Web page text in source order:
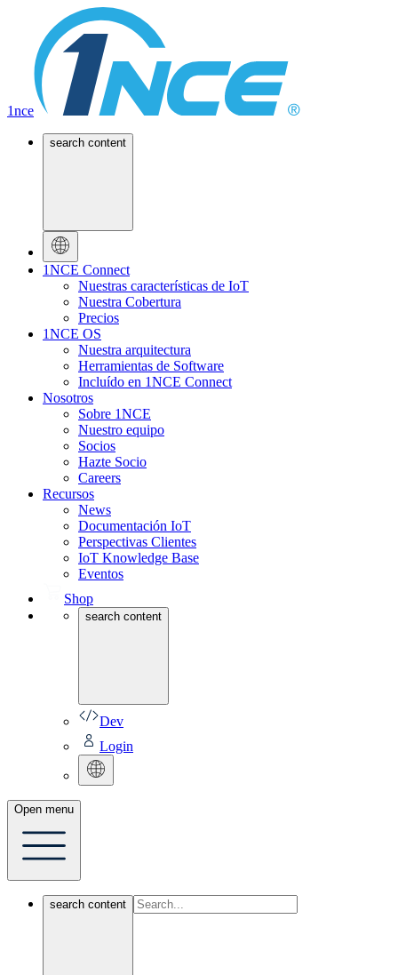
1nce
search content
1NCE Connect
Nuestras características de IoT
Nuestra Cobertura
Precios
1NCE OS
Nuestra arquitectura
Herramientas de Software
Incluído en 1NCE Connect
Nosotros
Sobre 1NCE
Nuestro equipo
Socios
Hazte Socio
Careers
Recursos
News
Documentación IoT
Perspectivas Clientes
IoT Knowledge Base
Eventos
Shop
search content
Dev
Login
Open menu
search content